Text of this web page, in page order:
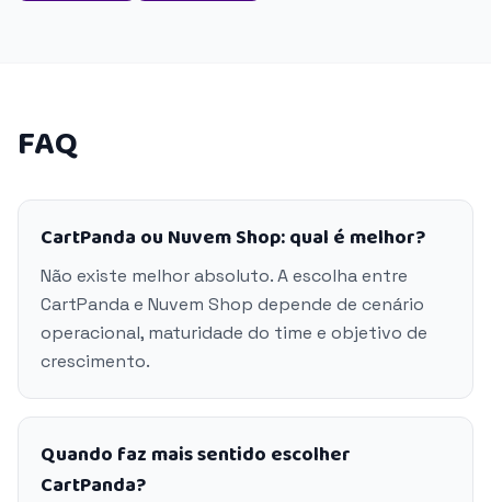
FAQ
CartPanda ou Nuvem Shop: qual é melhor?
Não existe melhor absoluto. A escolha entre
CartPanda e Nuvem Shop depende de cenário
operacional, maturidade do time e objetivo de
crescimento.
Quando faz mais sentido escolher
CartPanda?